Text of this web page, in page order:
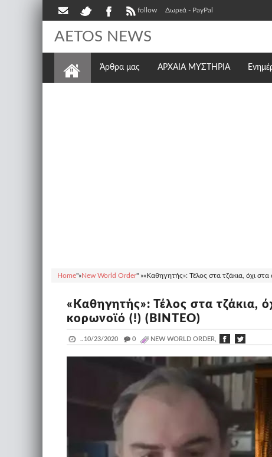
follow Δωρεά - PayPal
AETOS NEWS
Άρθρα μας ΑΡΧΑΙΑ ΜΥΣΤΗΡΙΑ
Home"»New World Order" »«Kαθηγητής»: Τέλος στα τζάκια, όχι
«Kαθηγητής»: Τέλος στα τζάκια,
κορωνοϊό (!) (ΒΙΝΤΕΟ)
..10/23/2020 _ 0 NEW WORLD ORDER,